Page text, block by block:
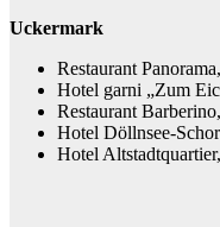
Uckermark
Restaurant
Hotel garni „Zum
Restaurant
Hotel Döllnsee-
Hotel